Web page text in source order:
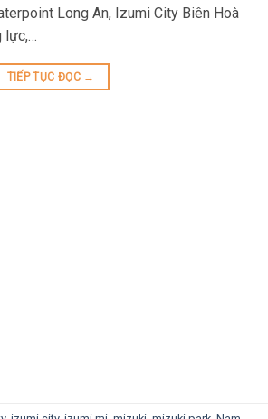
Long An, Izumi City Biên Hoà
lực,…
TIẾP TỤC ĐỌC →